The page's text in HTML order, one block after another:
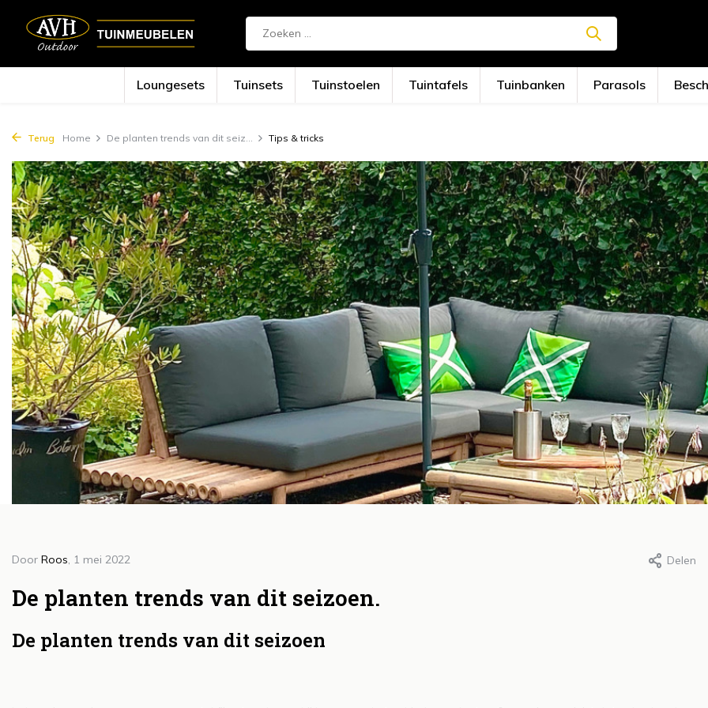
Loungesets Tuinsets Tuinstoelen Tuintafels Tuinbanken Parasols
Terug Home De planten trends van dit seiz... Tips & tricks
Door Roos, 1 mei 2022 Delen
De planten trends van dit seizoen.
De planten trends van dit seizoen
Het geheim achter een
Door Roos, 1 mei 2022